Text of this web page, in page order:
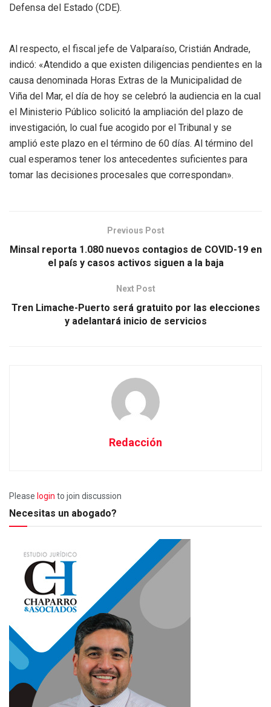
Defensa del Estado (CDE).
Al respecto, el fiscal jefe de Valparaíso, Cristián Andrade,
indicó: «Atendido a que existen diligencias pendientes en la
causa denominada Horas Extras de la Municipalidad de
Viña del Mar, el día de hoy se celebró la audiencia en la cual
el Ministerio Público solicitó la ampliación del plazo de
investigación, lo cual fue acogido por el Tribunal y se
amplió este plazo en el término de 60 días. Al término del
cual esperamos tener los antecedentes suficientes para
tomar las decisiones procesales que correspondan».
Previous Post
Minsal reporta 1.080 nuevos contagios de COVID-19 en
el país y casos activos siguen a la baja
Next Post
Tren Limache-Puerto será gratuito por las elecciones
y adelantará inicio de servicios
Redacción
Please login to join discussion
Necesitas un abogado?